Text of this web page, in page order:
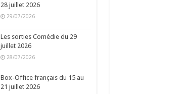
28 juillet 2026
29/07/2026
Les sorties Comédie du 29
juillet 2026
28/07/2026
Box-Office français du 15 au
21 juillet 2026